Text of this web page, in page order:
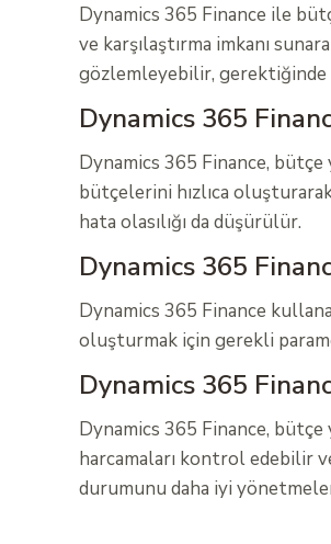
Dynamics 365 Finance ile
ve karşılaştırma imkanı
gözlemleyebilir,
Dynamics 365
Dynamics 365 Finance,
bütçelerini hızlıca
hata olasılığı da düşürülür.
Dynamics 365
Dynamics 365 Finance
oluşturmak için gerekli
Dynamics 365
Dynamics 365 Finance,
harcamaları kontrol edebilir
durumunu daha iyi